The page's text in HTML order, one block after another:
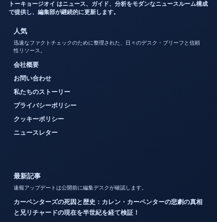
トーキョージオイ はニュース、ガイド、分析をモダンなニュースルーム構成
で提供し、編集部が継続的に更新します。
人気
迅速なファクトチェックのために整理された、日々のデスク・ブリーフと信頼
性リソース。
会社概要
お問い合わせ
私たちのストーリー
プライバシーポリシー
クッキーポリシー
ニュースレター
最新記事
速報アップデートは公開前に編集デスクが確認します。
カーペンターズの死因と歴史：カレン・カーペンターの悲劇の真相
と兄リチャードの現在を半世紀を経て検証！